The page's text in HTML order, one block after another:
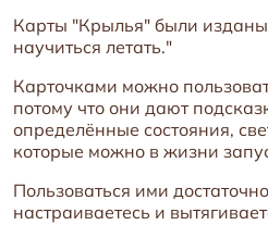
Карты "Крылья" были
научиться летать."
Карточками можно
потому что они дают
определённые состояния,
которые можно в жизни
Пользоваться ими
настраиваетесь и